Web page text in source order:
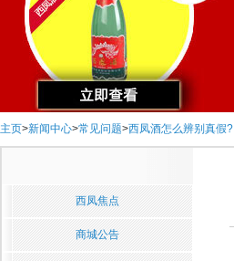
主页>新闻中心>常见问题>西凤酒怎么辨别真假?
西凤焦点
商城公告